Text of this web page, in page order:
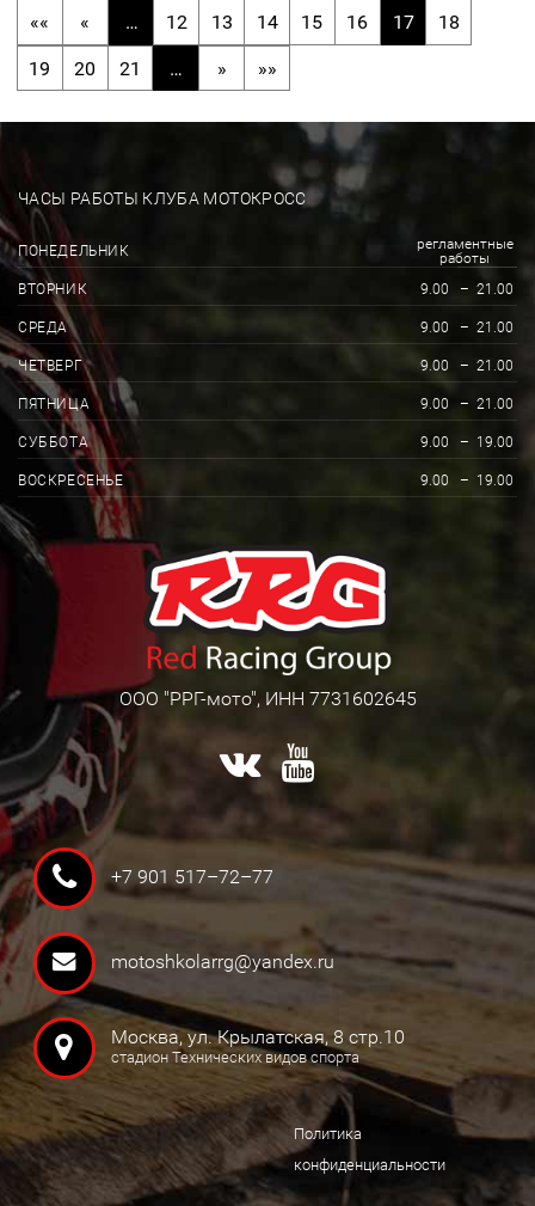
«« « … 12 13 14 15 16 17 18
19 20 21 … » »»
ЧАСЫ РАБОТЫ КЛУБА МОТОКРОСС
ПОНЕДЕЛЬНИК
регламентные
работы
ВТОРНИК
9.00 – 21.00
СРЕДА 9.00 – 21.00
ЧЕТВЕРГ 9.00 – 21.00
ПЯТНИЦА 9.00 – 21.00
СУББОТА 9.00 – 19.00
ВОСКРЕСЕНЬЕ 9.00 – 19.00
ООО "РРГ-мото", ИНН 7731602645
+7 901 517–72–77
motoshkolarrg@yandex.ru
Москва, ул. Крылатская, 8 стр.10
стадион Технических видов спорта
Политика
конфиденциальности